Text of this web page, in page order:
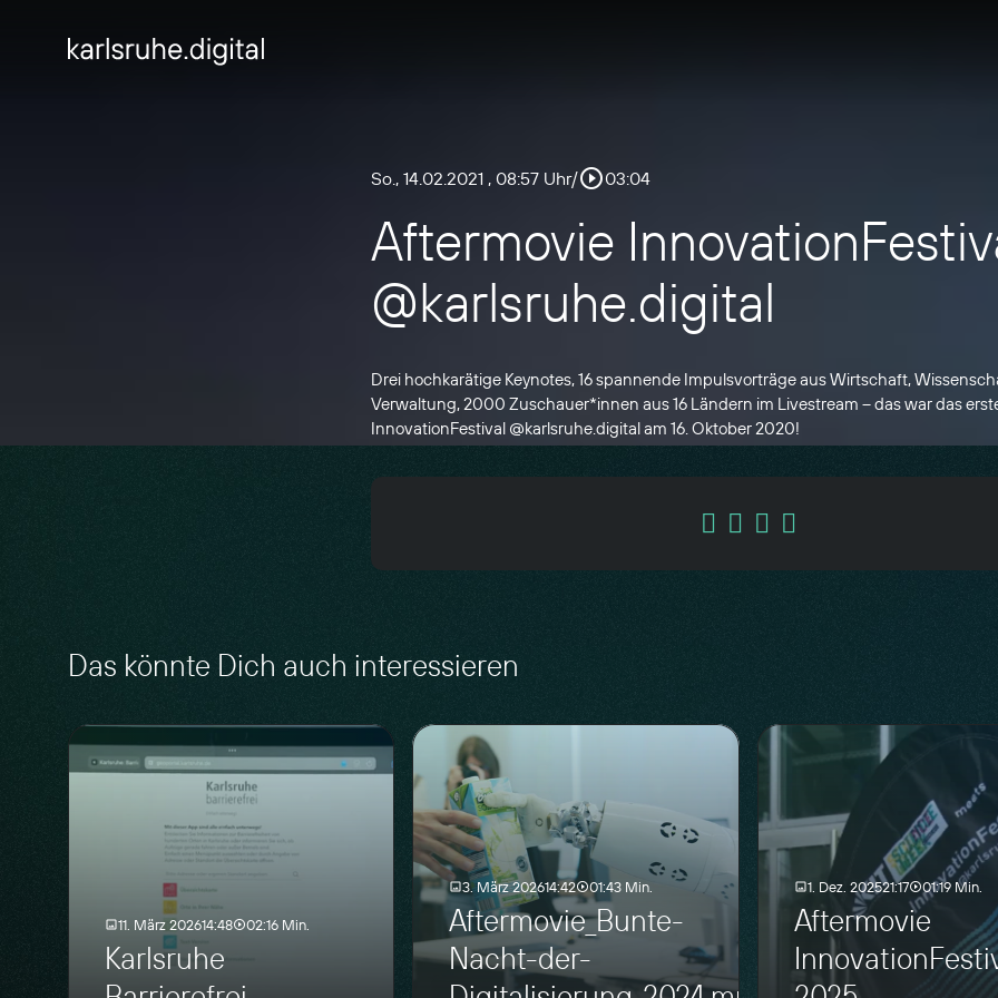
So., 14.02.2021 , 08:57 Uhr/play_circle_outline03:04
Aftermovie
@karlsruhe.digital
Drei hochkarätige Keynotes, 16 spannende Impulsvorträge aus Wirtschaft,
Verwaltung, 2000 Zuschauer*innen aus 16 Ländern im Livestream – das war das
InnovationFestival @karlsruhe.digital am 16. Oktober 2020!
Das könnte Dich auch interessieren
11. März 202614:48 02:16 Min.
Karlsruhe
3. März 202614:42 01:43 Min.
Aftermovie_Bunte-
Nacht-der-
1. Dez. 202521:17 01:19 Min.
Aftermovie